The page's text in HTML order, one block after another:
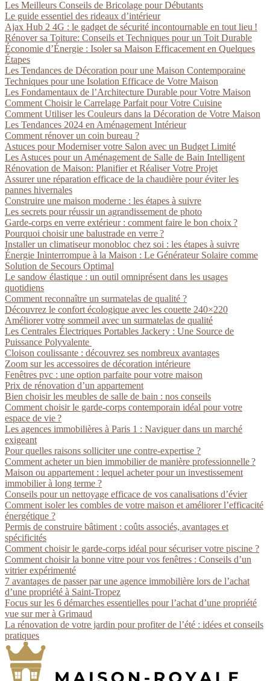
Les Meilleurs Conseils de Bricolage pour Débutants
Le guide essentiel des rideaux d’intérieur
Ajax Hub 2 4G : le gadget de sécurité incontournable en tout lieu !
Rénover sa Toiture: Conseils et Techniques pour un Toit Durable
Économie d’Énergie : Isoler sa Maison Efficacement en Quelques
Étapes
Les Tendances de Décoration pour une Maison Contemporaine
Techniques pour une Isolation Efficace de Votre Maison
Les Fondamentaux de l’Architecture Durable pour Votre Maison
Comment Choisir le Carrelage Parfait pour Votre Cuisine
Comment Utiliser les Couleurs dans la Décoration de Votre Maison
Les Tendances 2024 en Aménagement Intérieur
Comment rénover un coin bureau ?
Astuces pour Moderniser votre Salon avec un Budget Limité
Les Astuces pour un Aménagement de Salle de Bain Intelligent
Rénovation de Maison: Planifier et Réaliser Votre Projet
Assurer une réparation efficace de la chaudière pour éviter les
pannes hivernales
Construire une maison moderne : les étapes à suivre
Les secrets pour réussir un agrandissement de photo
Garde-corps en verre extérieur : comment faire le bon choix ?
Pourquoi choisir une balustrade en verre ?
Installer un climatiseur monobloc chez soi : les étapes à suivre
Énergie Ininterrompue à la Maison : Le Générateur Solaire comme
Solution de Secours Optimal
Le sandow élastique : un outil omniprésent dans les usages
quotidiens
Comment reconnaître un surmatelas de qualité ?
Découvrez le confort écologique avec les couette 240×220
Améliorer votre sommeil avec un surmatelas de qualité
Les Centrales Électriques Portables Jackery : Une Source de
Puissance Polyvalente
Cloison coulissante : découvrez ses nombreux avantages
Zoom sur les accessoires de décoration intérieure
Fenêtres pvc : une option parfaite pour votre maison
Prix de rénovation d’un appartement
Bien choisir les meubles de salle de bain : nos conseils
Comment choisir le garde-corps contemporain idéal pour votre
espace de vie ?
Les agences immobilières à Paris 1 : Naviguer dans un marché
exigeant
Pour quelles raisons solliciter une contre-expertise ?
Comment acheter un bien immobilier de manière professionnelle ?
Maison ou appartement : lequel acheter pour un investissement
immobilier à long terme ?
Conseils pour un nettoyage efficace de vos canalisations d’évier
Comment isoler les combles de votre maison et améliorer l’efficacité
énergétique ?
Permis de construire bâtiment : coûts associés, avantages et
spécificités
Comment choisir le garde-corps idéal pour sécuriser votre piscine ?
Comment choisir la bonne vitre pour vos fenêtres : Conseils d’un
vitrier expérimenté
7 avantages de passer par une agence immobilière lors de l’achat
d’une propriété à Saint-Tropez
Focus sur les 6 démarches essentielles pour l’achat d’une propriété
vue sur mer à Grimaud
La rénovation de votre jardin pour profiter de l’été : idées et conseils
pratiques